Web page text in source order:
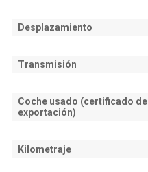
Desplazamiento
Transmisión
Coche usado (certificado de
exportación)
Kilometraje